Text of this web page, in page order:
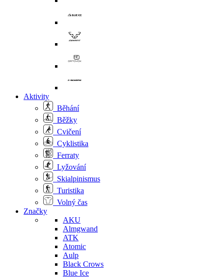
Aktivity
Běhání
Běžky
Cvičení
Cyklistika
Ferraty
Lyžování
Skialpinismus
Turistika
Volný čas
Značky
AKU
Almgwand
ATK
Atomic
Aulp
Black Crows
Blue Ice